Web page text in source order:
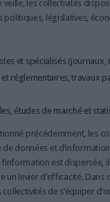
veille, les collectivités
politiques, législatives,
et spécialisés (journaux,
réglementaires, travaux
études de marché et
précédemment, les
données et
est dispersée,
un levier d’efficacité. Dans
de s’équiper